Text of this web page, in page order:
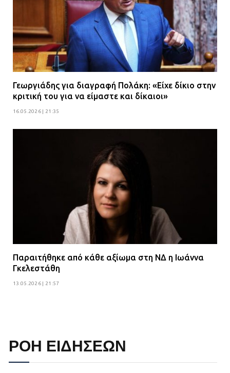
Γεωργιάδης για διαγραφή Πολάκη: «Είχε δίκιο στην
κριτική του για να είμαστε και δίκαιοι»
16.05.2026 | 21:35
Παραιτήθηκε από κάθε αξίωμα στη ΝΔ η Ιωάννα
Γκελεστάθη
13.05.2026 | 21:57
ΡΟΗ ΕΙΔΗΣΕΩΝ